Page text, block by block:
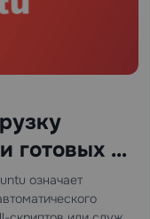
готовых к
означает